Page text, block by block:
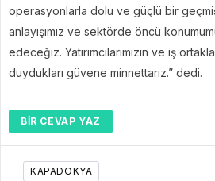
operasyonlarla dolu ve güçlü bir
anlayışımız ve sektörde öncü
edeceğiz. Yatırımcılarımızın ve iş
duydukları güvene minnettarız.” dedi.
BIR CEVAP YAZ
KAPADOKYA